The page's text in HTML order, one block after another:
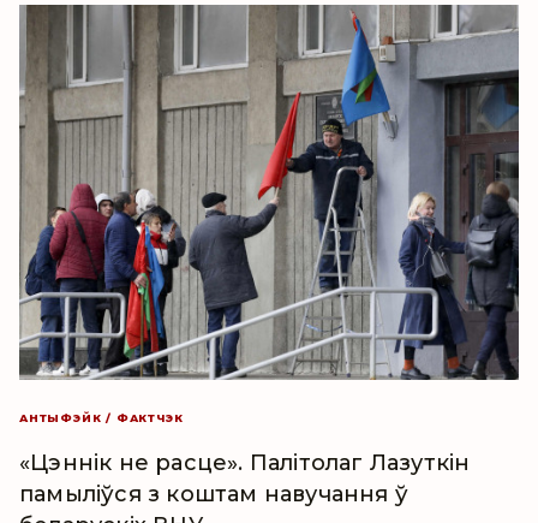
АНТЫФЭЙК / ФАКТЧЭК
«Цэннік не расце». Палітолаг Лазуткін
памыліўся з коштам навучання ў